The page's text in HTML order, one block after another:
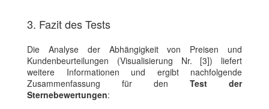
3. Fazit des Tests
Die Analyse der Abhängigkeit von Preisen und
Kundenbeurteilungen (Visualisierung Nr. [3]) liefert
weitere Informationen und ergibt nachfolgende
Zusammenfassung für den Test der
Sternebewertungen: